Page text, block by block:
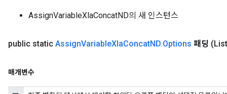
AssignVariableXlaConcatND의 새 인스턴스
public static AssignVariableXlaConcatND.Options 패딩
매개변수